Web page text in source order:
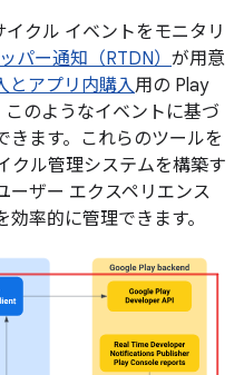
クル イベントをモニタリ
パー通知（RTDN） が用意
とアプリ内購入用の Play
のようなイベントに基づ
きます。これらのツールを
クル管理システムを構築す
ーザー エクスペリエンス
率的に管理できます。